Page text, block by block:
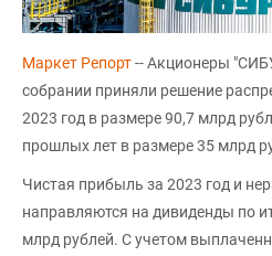
Маркет Репорт-- Акционеры
собрании приняли решение
2023 год в размере 90,7 млрд
прошлых лет в размере 35 млрд
Чистая прибыль за 2023 год и
направляются на дивиденды по
млрд рублей. С учетом